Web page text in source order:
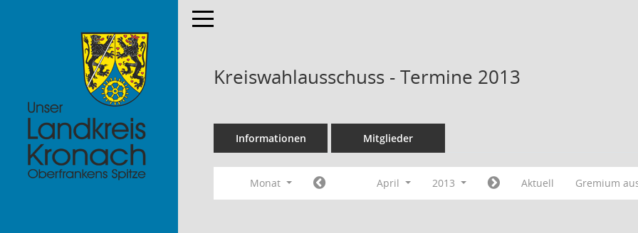
Toggle navigation
Kreiswahlausschuss - Termine 2013
Informationen Mitglieder
Monat April 2013 Aktuell Gremium